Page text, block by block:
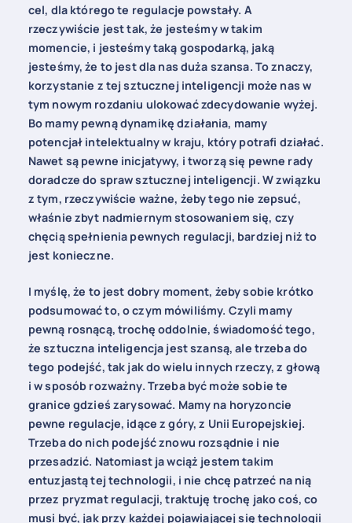
cel, dla którego te regulacje powstały. A
rzeczywiście jest tak, że jesteśmy w takim
momencie, i jesteśmy taką gospodarką, jaką
jesteśmy, że to jest dla nas duża szansa. To znaczy,
korzystanie z tej sztucznej inteligencji może nas w
tym nowym rozdaniu ulokować zdecydowanie wyżej.
Bo mamy pewną dynamikę działania, mamy
potencjał intelektualny w kraju, który potrafi działać.
Nawet są pewne inicjatywy, i tworzą się pewne rady
doradcze do spraw sztucznej inteligencji. W związku
z tym, rzeczywiście ważne, żeby tego nie zepsuć,
właśnie zbyt nadmiernym stosowaniem się, czy
chęcią spełnienia pewnych regulacji, bardziej niż to
jest konieczne.
I myślę, że to jest dobry moment, żeby sobie krótko
podsumować to, o czym mówiliśmy. Czyli mamy
pewną rosnącą, trochę oddolnie, świadomość tego,
że sztuczna inteligencja jest szansą, ale trzeba do
tego podejść, tak jak do wielu innych rzeczy, z głową
i w sposób rozważny. Trzeba być może sobie te
granice gdzieś zarysować. Mamy na horyzoncie
pewne regulacje, idące z góry, z Unii Europejskiej.
Trzeba do nich podejść znowu rozsądnie i nie
przesadzić. Natomiast ja wciąż jestem takim
entuzjastą tej technologii, i nie chcę patrzeć na nią
przez pryzmat regulacji, traktuję trochę jako coś, co
musi być, jak przy każdej pojawiającej się technologii